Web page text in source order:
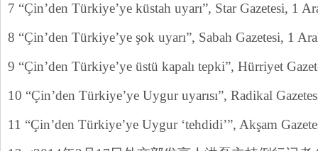
7 “Çin’den Türkiye’ye küstah uyarı”, Star Gazetesi, 1
8 “Çin’den Türkiye’ye şok uyarı”, Sabah Gazetesi, 1
9 “Çin’den Türkiye’ye üstü kapalı tepki”, Hürriyet
10 “Çin’den Türkiye’ye Uygur uyarısı”, Radikal
11 “Çin’den Türkiye’ye Uygur ‘tehdidi’”, Akşam